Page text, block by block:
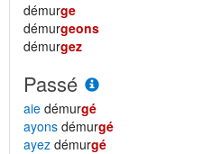
démurge
démurgeons
démurgez
Passé
aie démurgé
ayons démurgé
ayez démurgé